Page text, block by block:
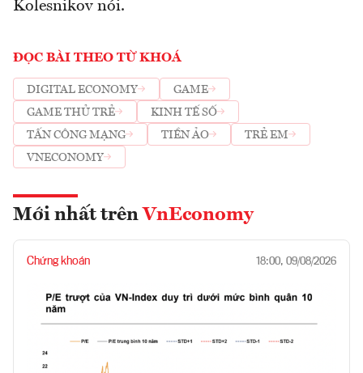
Kolesnikov nói.
ĐỌC BÀI THEO TỪ KHOÁ
DIGITAL ECONOMY
GAME
GAME THỦ TRẺ
KINH TẾ SỐ
TẤN CÔNG MẠNG
TIỀN ẢO
TRẺ EM
VNECONOMY
Mới nhất trên VnEconomy
Chứng khoán 18:00, 09/08/2026